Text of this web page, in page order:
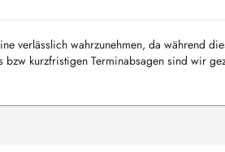
verlässlich wahrzunehmen, da während
bzw kurzfristigen Terminabsagen sind wir